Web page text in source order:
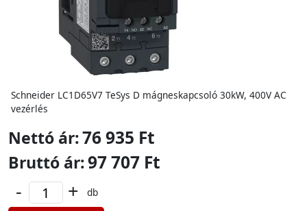
Schneider LC1D65V7 TeSys D mágneskapcsoló 30kW, 400V AC
vezérlés
Nettó ár:76 935 Ft
Bruttó ár:97 707 Ft
- + db